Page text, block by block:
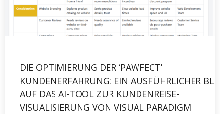
DIE OPTIMIERUNG DER ‘PAWFECT’
KUNDENERFAHRUNG: EIN AUSFÜHRLICHER
AUF DAS AI-TOOL ZUR KUNDENREISE-
VISUALISIERUNG VON VISUAL PARADIGM